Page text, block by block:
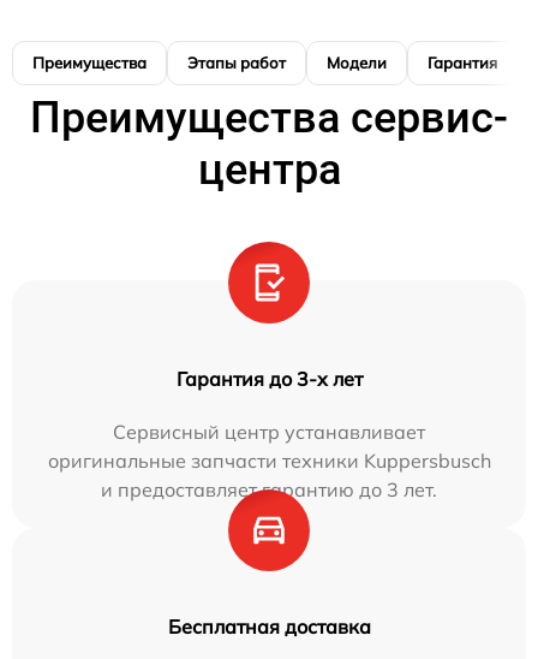
Преимущества Этапы работ Модели Гарантия
Преимущества сервис-
центра
Гарантия до 3-х лет
Сервисный центр устанавливает
оригинальные запчасти техники Kuppersbusch
и предоставляет гарантию до 3 лет.
Бесплатная доставка